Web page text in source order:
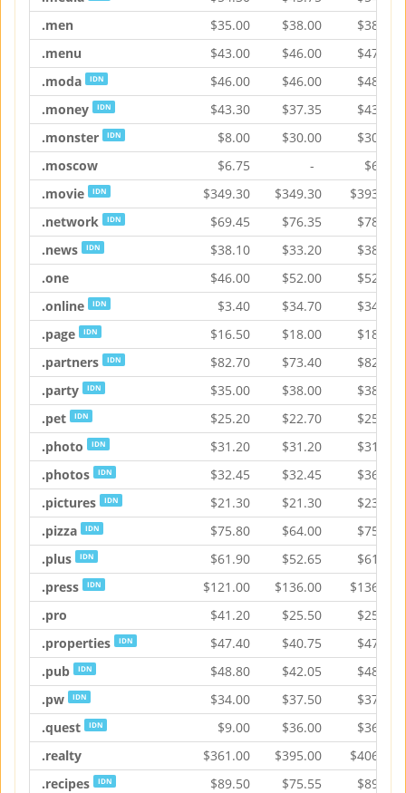
.men
$35.00 $38.00 $38.95
.menu
$43.00 $46.00 $47.20
.moda
IDN $46.00 $46.00 $48.75
.money
IDN $43.30 $37.35 $43.30
.monster
IDN $8.00 $30.00 $30.00
.moscow
$6.75 - $6.75
.movie
IDN $349.30 $349.30 $393.00
.network
IDN $69.45 $76.35 $78.55
.news
IDN $38.10 $33.20 $38.10
.one
$46.00 $52.00 $52.00
.online
IDN $3.40 $34.70 $34.70
.page
IDN $16.50 $18.00 $18.45
.partners
IDN $82.70 $73.40 $82.70
.party
IDN $35.00 $38.00 $38.95
.pet
IDN $25.20 $22.70 $25.20
.photo
IDN $31.20 $31.20 $31.20
.photos
IDN $32.45 $32.45 $36.15
.pictures
IDN $21.30 $21.30 $23.20
.pizza
IDN $75.80 $64.00 $75.80
.plus
IDN $61.90 $52.65 $61.90
.press
IDN $121.00 $136.00 $136.00
.pro
$41.20 $25.50 $25.50
.properties
IDN $47.40 $40.75 $47.40
.pub
IDN $48.80 $42.05 $48.80
.pw
IDN $34.00 $37.50 $37.50
.quest
IDN $9.00 $36.00 $36.00
.realty
$361.00 $395.00 $406.75
.recipes
IDN $89.50 $75.55 $89.50